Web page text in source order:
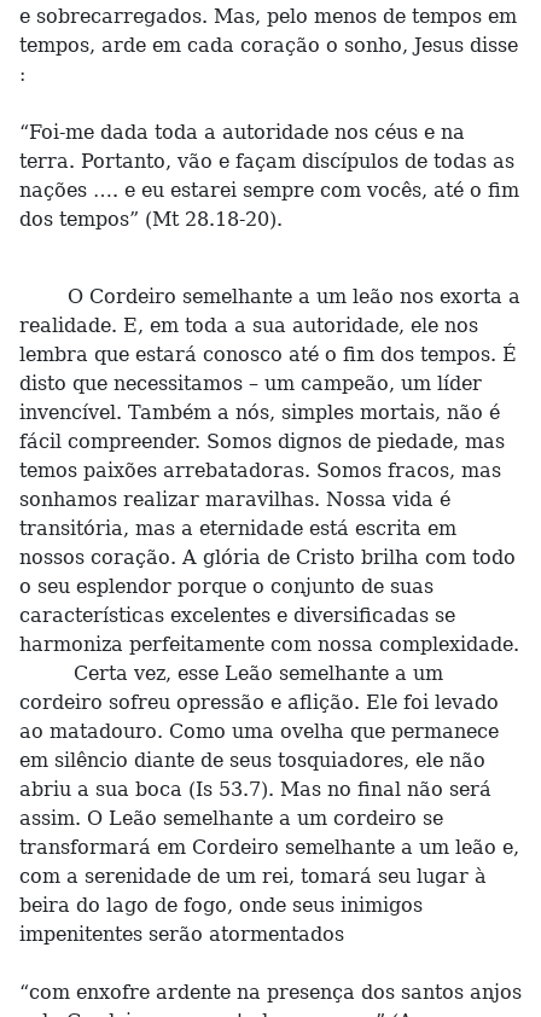
e sobrecarregados. Mas, pelo menos de tempos em
tempos, arde em cada coração o sonho, Jesus disse
:
“Foi-me dada toda a autoridade nos céus e na
terra. Portanto, vão e façam discípulos de todas as
nações …. e eu estarei sempre com vocês, até o fim
dos tempos” (Mt 28.18-20).
O Cordeiro semelhante a um leão nos exorta a
realidade. E, em toda a sua autoridade, ele nos
lembra que estará conosco até o fim dos tempos. É
disto que necessitamos – um campeão, um líder
invencível. Também a nós, simples mortais, não é
fácil compreender. Somos dignos de piedade, mas
temos paixões arrebatadoras. Somos fracos, mas
sonhamos realizar maravilhas. Nossa vida é
transitória, mas a eternidade está escrita em
nossos coração. A glória de Cristo brilha com todo
o seu esplendor porque o conjunto de suas
características excelentes e diversificadas se
harmoniza perfeitamente com nossa complexidade.
Certa vez, esse Leão semelhante a um
cordeiro sofreu opressão e aflição. Ele foi levado
ao matadouro. Como uma ovelha que permanece
em silêncio diante de seus tosquiadores, ele não
abriu a sua boca (Is 53.7). Mas no final não será
assim. O Leão semelhante a um cordeiro se
transformará em Cordeiro semelhante a um leão e,
com a serenidade de um rei, tomará seu lugar à
beira do lago de fogo, onde seus inimigos
impenitentes serão atormentados
“com enxofre ardente na presença dos santos anjos